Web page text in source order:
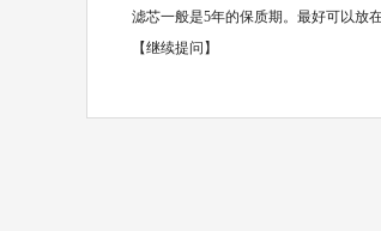
滤芯一般是5年的保质期。最好可以放
【继续提问】